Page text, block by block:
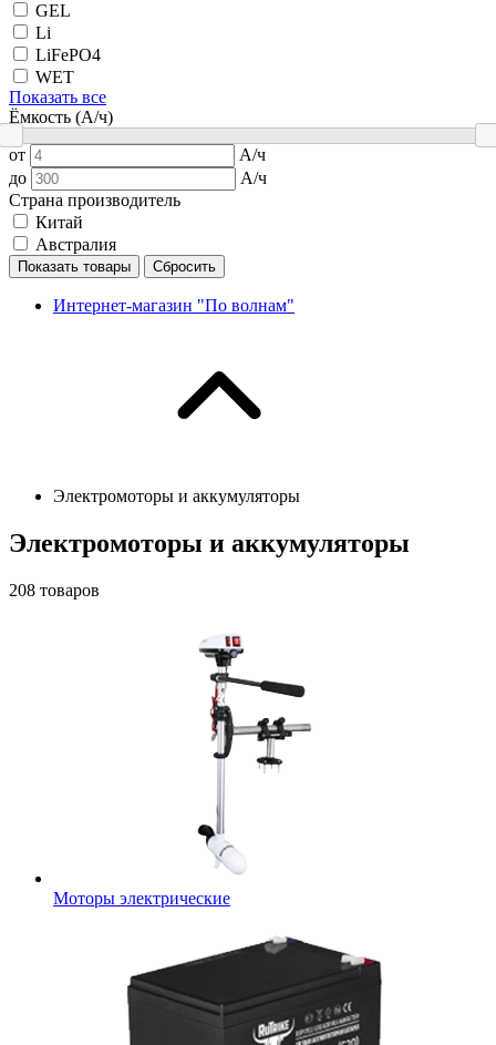
GEL
Li
LiFePO4
WET
Показать все
Ёмкость (А/ч)
от
А/ч
до
А/ч
Страна производитель
Китай
Австралия
Показать товары Сбросить
Интернет-магазин "По волнам"
Электромоторы и аккумуляторы
Электромоторы и аккумуляторы
208 товаров
Моторы электрические